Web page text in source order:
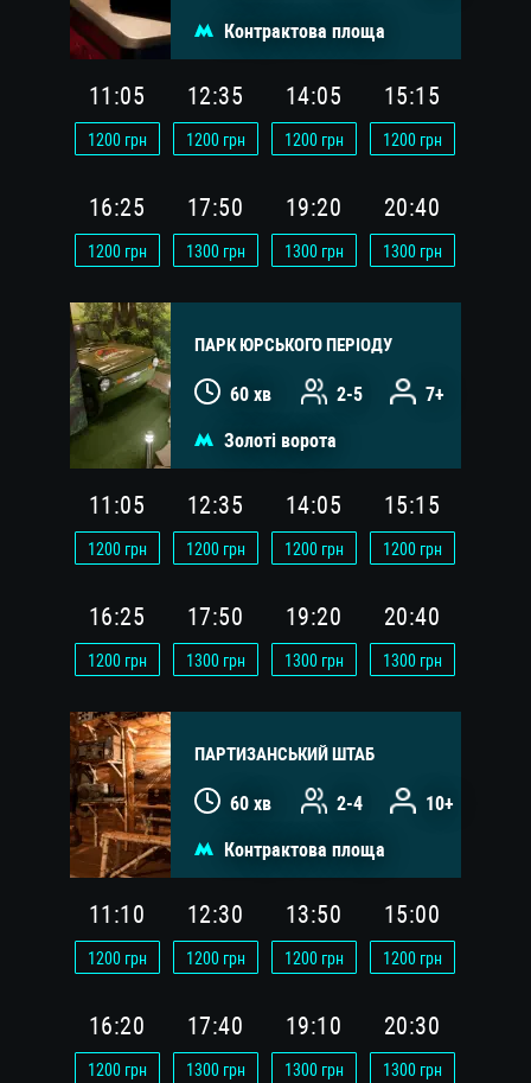
Контрактова площа
11:05
1200грн
12:35
1200грн
14:05
1200грн
15:15
1200грн
16:25
1200грн
17:50
1300грн
19:20
1300грн
20:40
1300грн
ПАРК ЮРСЬКОГО ПЕРІОДУ
60 хв 2-5 7+
Золоті ворота
11:05
1200грн
12:35
1200грн
14:05
1200грн
15:15
1200грн
16:25
1200грн
17:50
1300грн
19:20
1300грн
20:40
1300грн
ПАРТИЗАНСЬКИЙ ШТАБ
60 хв 2-4 10+
Контрактова площа
11:10
1200грн
12:30
1200грн
13:50
1200грн
15:00
1200грн
16:20
1200грн
17:40
1300грн
19:10
1300грн
20:30
1300грн